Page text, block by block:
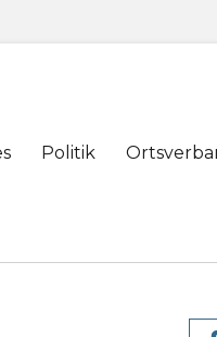
Politik